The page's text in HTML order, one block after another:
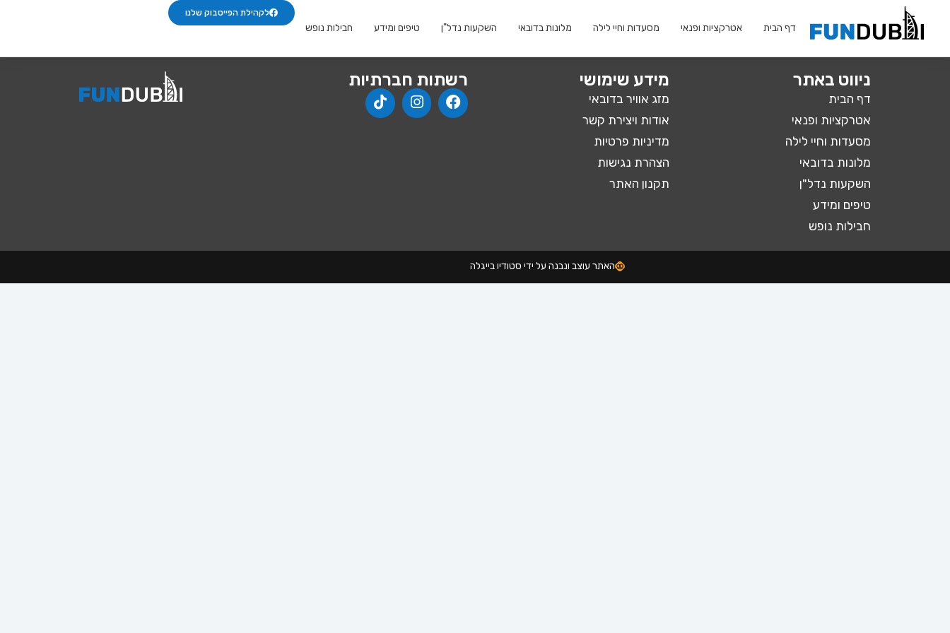
דף הבית אטרקציות ופנאי מסעדות וחיי לילה מלונות בדובאי השקעות נדל"ן טיפים ומידע חבילות נופש
לקהילת הפייסבוק שלנו
ניווט באתר
דף הבית
אטרקציות ופנאי
מסעדות וחיי לילה
מלונות בדובאי
השקעות נדל"ן
טיפים ומידע
חבילות נופש
מידע שימושי
מזג אוויר בדובאי
אודות ויצירת קשר
מדיניות פרטיות
הצהרת נגישות
תקנון האתר
רשתות חברתיות
האתר עוצב ונבנה על ידי סטודיו בייגלה